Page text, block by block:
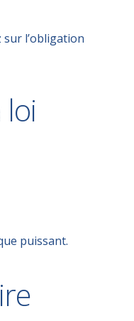
sur l’obligation
puissant.